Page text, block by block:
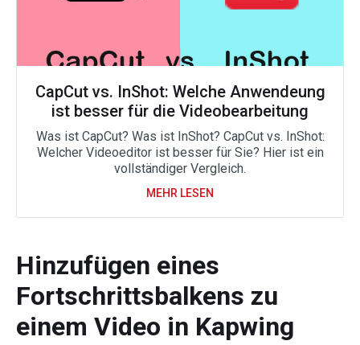
CapCut vs. InShot: Welche Anwendeung
ist besser für die Videobearbeitung
Was ist CapCut? Was ist InShot? CapCut vs. InShot:
Welcher Videoeditor ist besser für Sie? Hier ist ein
vollständiger Vergleich.
MEHR LESEN
Hinzufügen eines
Fortschrittsbalkens zu
einem Video in Kapwing